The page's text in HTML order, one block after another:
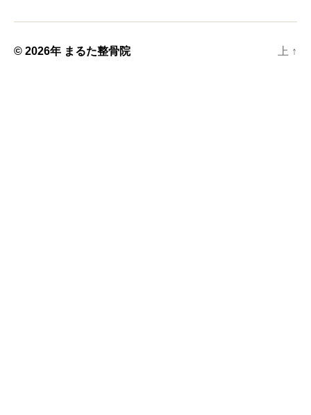
© 2026年 まるた整骨院 上 ↑